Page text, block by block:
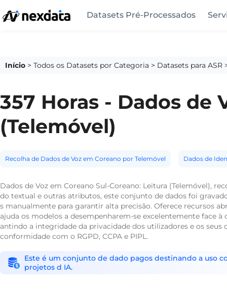
Datasets Pré-Processados
Início > Todos os Datasets por Categoria > Datasets para ASR
357 Horas - Dados de
(Telemóvel)
Recolha de Dados de Voz em Coreano por Telemóvel Dados de
Dados de Voz em Coreano Sul-Coreano: Leitura (Telemóvel),
do textual e outras atributos, este conjunto de dados foi
s manualmente para garantir alta precisão. Oferece recursos
ajuda os modelos a desempenharem-se excelentemente face
antindo a integridade da privacidade dos utilizadores e os
conformidade com o RGPD, CCPA e PIPL.
Este é um conjunto de dado pagos destinando a uso
projetos d IA.